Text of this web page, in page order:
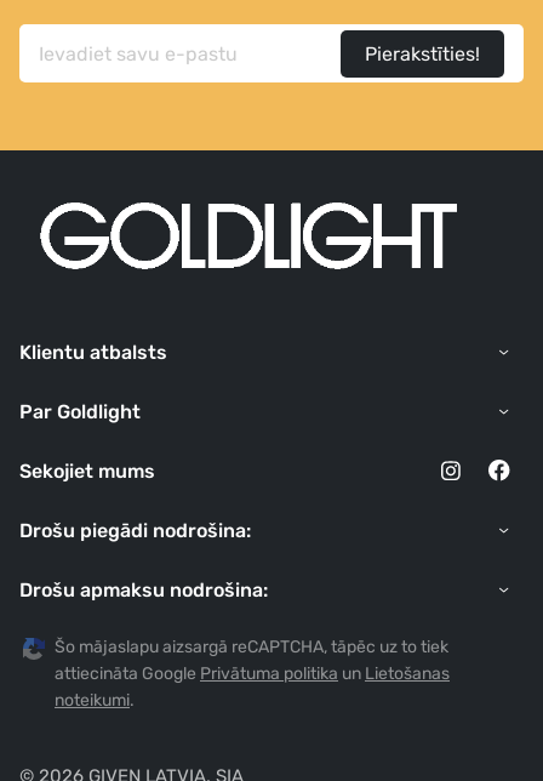
Pierakstīties!
Klientu atbalsts
Par Goldlight
Sekojiet mums
Drošu piegādi nodrošina:
Drošu apmaksu nodrošina:
Šo mājaslapu aizsargā reCAPTCHA, tāpēc uz to tiek
attiecināta Google Privātuma politika un Lietošanas
noteikumi.
© 2026 GIVEN LATVIA, SIA